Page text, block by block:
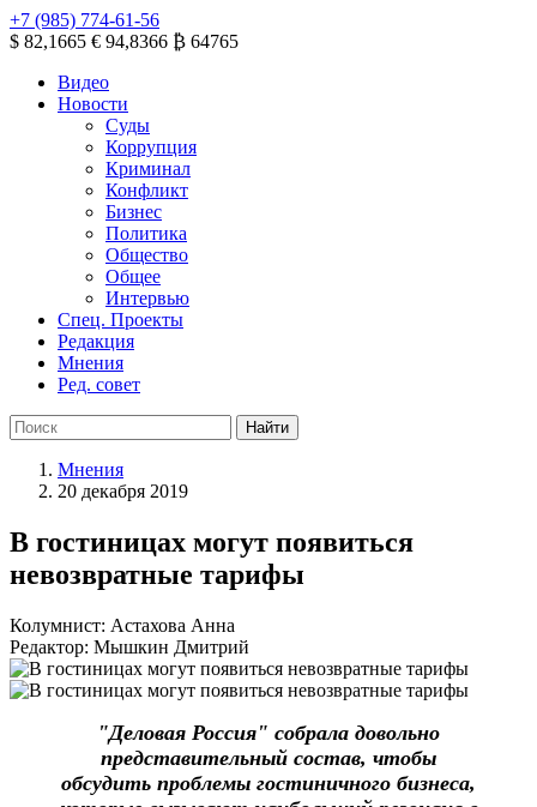
+7 (985) 774-61-56
$ 82,1665 € 94,8366 ₿ 64765
Видео
Новости
Суды
Коррупция
Криминал
Конфликт
Бизнес
Политика
Общество
Общее
Интервью
Спец. Проекты
Редакция
Мнения
Ред. совет
Мнения
20 декабря 2019
В гостиницах могут появиться
невозвратные тарифы
Колумнист: Астахова Анна
Редактор: Мышкин Дмитрий
"Деловая Россия" собрала довольно
представительный состав, чтобы
обсудить проблемы гостиничного бизнеса,